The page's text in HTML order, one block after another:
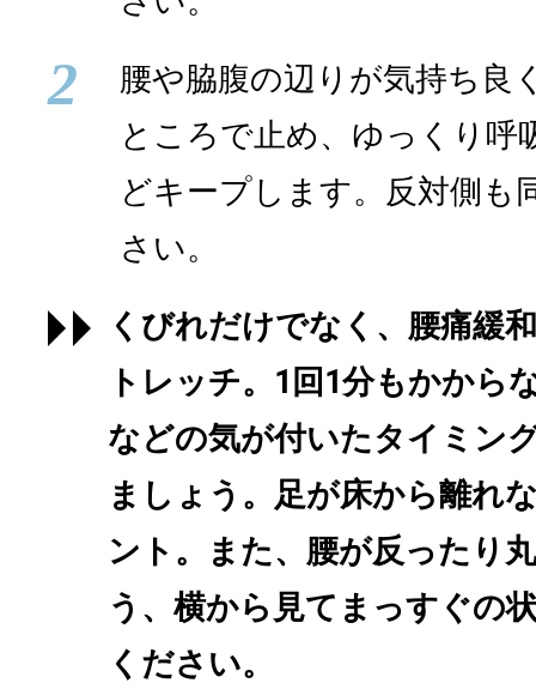
2
腰や脇腹の辺りが気持ち良
ところで止め、ゆっくり呼
どキープします。反対側も
さい。
くびれだけでなく、腰痛緩
トレッチ。1回1分もかから
などの気が付いたタイミン
ましょう。足が床から離れ
ント。また、腰が反ったり
う、横から見てまっすぐの
ください。